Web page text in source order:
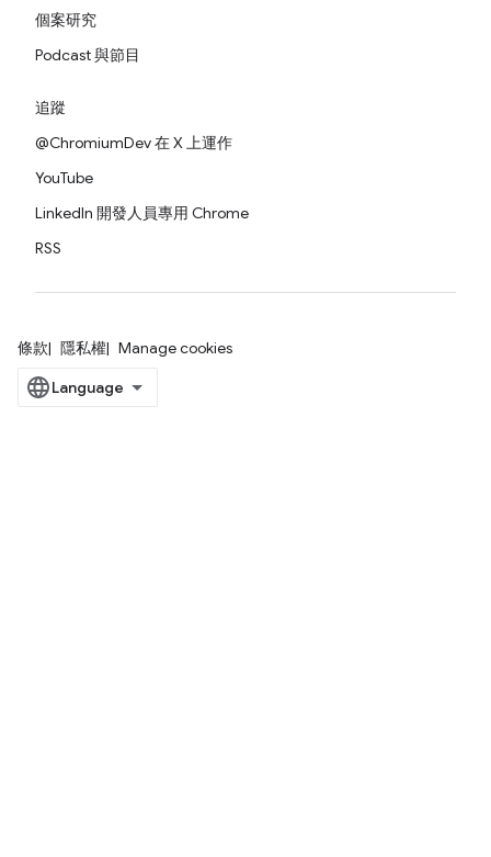
個案研究
Podcast 與節目
追蹤
@ChromiumDev 在 X 上運作
YouTube
LinkedIn 開發人員專用 Chrome
RSS
條款 隱私權 Manage cookies